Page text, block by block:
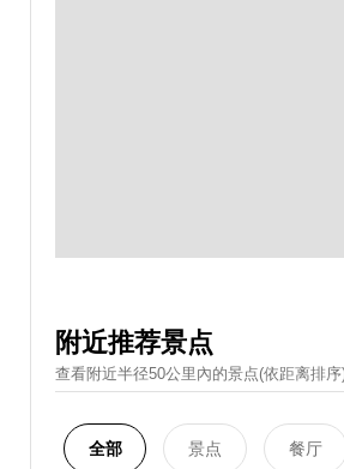
附近推荐景点
查看附近半径50公里內的景点(依距离排序
全部 景点 餐厅